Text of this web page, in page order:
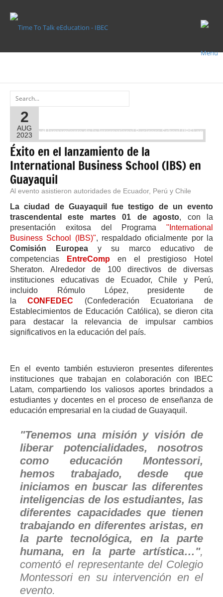
2
AUG
2023
Éxito en el lanzamiento de la
International Business School (IBS) en
Guayaquil
Al evento asistieron autoridades de Ecuador, Perú y Chile
La ciudad de Guayaquil fue testigo de un evento
trascendental este martes 01 de agosto, con la
presentación exitosa del Programa "International
Business School (IBS)", respaldado oficialmente por la
Comisión Europea y su marco educativo de
competencias
EntreComp en el prestigioso Hotel
Sheraton. Alrededor de 100 directivos de diversas
instituciones educativas de Ecuador, Chile y Perú,
incluido Rómulo López, presidente de
laCONFEDEC (Confederación Ecuatoriana de
Establecimientos de Educación Católica), se dieron cita
para destacar la relevancia de impulsar cambios
significativos en la educación del país.
En el evento también estuvieron presentes diferentes
instituciones que trabajan en colaboración con IBEC
Latam, compartiendo los valiosos aportes brindados a
estudiantes y docentes en el proceso de enseñanza de
educación empresarial en la ciudad de Guayaquil.
"Tenemos una misión y visión de
liberar potencialidades, nosotros
como educación Montessori,
hemos trabajado, desde que
iniciamos en buscar las diferentes
inteligencias de los estudiantes, las
diferentes capacidades que tienen
trabajando en diferentes aristas, en
la parte tecnológica, en la parte
humana, en la parte artística…",
comentó el representante del Colegio
Montessori en su intervención en el
evento.